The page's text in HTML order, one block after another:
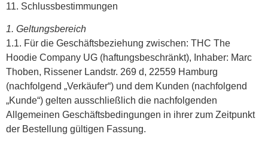
11. Schlussbestimmungen
1. Geltungsbereich
1.1. Für die Geschäftsbeziehung zwischen: THC The
Hoodie Company UG (haftungsbeschränkt), Inhaber: Marc
Thoben, Rissener Landstr. 269 d, 22559 Hamburg
(nachfolgend „Verkäufer“) und dem Kunden (nachfolgend
„Kunde“) gelten ausschließlich die nachfolgenden
Allgemeinen Geschäftsbedingungen in ihrer zum Zeitpunkt
der Bestellung gültigen Fassung.